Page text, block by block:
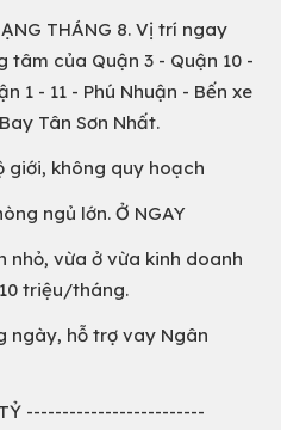
THÁNG 8. Vị trí ngay
của Quận 3 - Quận 10 -
1 - 11 - Phú Nhuận - Bến xe
Tân Sơn Nhất.
giới, không quy hoạch
ngủ lớn. Ở NGAY
vừa ở vừa kinh doanh
triệu/tháng.
ngày, hỗ trợ vay Ngân
-------------------------